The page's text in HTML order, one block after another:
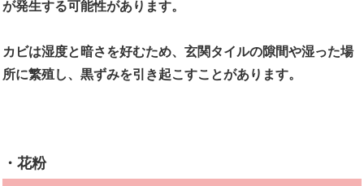
が発生する可能性があります。
カビは湿度と暗さを好むため、玄関タイルの隙間や湿った場
所に繁殖し、黒ずみを引き起こすことがあります。
・花粉